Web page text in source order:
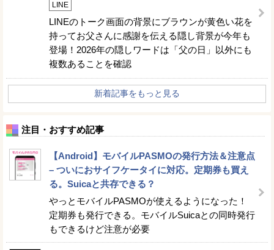
LINE
LINEのトーク画面の背景にブラウンが黄色い花を
持ってお父さんに感謝を伝える隠し背景が今年も
登場！2026年の隠しワードは「父の日」以外にも
複数あることを確認
新着記事をもっと見る
注目・おすすめ記事
【Android】モバイルPASMOの発行方法＆注意点
– ついにおサイフケータイに対応。定期券も買え
る。Suicaと共存できる？
やっとモバイルPASMOが使えるようになった！
定期券も発行できる。モバイルSuicaとの同時発行
もできるけど注意が必要